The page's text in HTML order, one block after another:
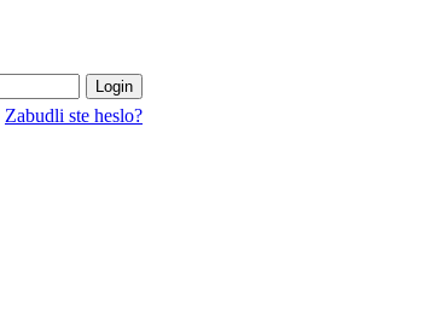
Zabudli ste heslo?